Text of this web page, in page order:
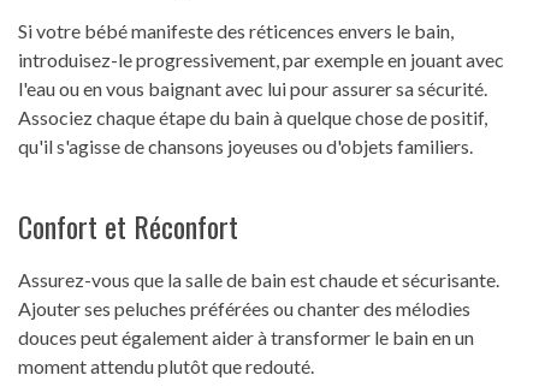
Si votre bébé manifeste des réticences envers le bain,
introduisez-le progressivement, par exemple en jouant avec
l'eau ou en vous baignant avec lui pour assurer sa sécurité.
Associez chaque étape du bain à quelque chose de positif,
qu'il s'agisse de chansons joyeuses ou d'objets familiers.
Confort et Réconfort
Assurez-vous que la salle de bain est chaude et sécurisante.
Ajouter ses peluches préférées ou chanter des mélodies
douces peut également aider à transformer le bain en un
moment attendu plutôt que redouté.